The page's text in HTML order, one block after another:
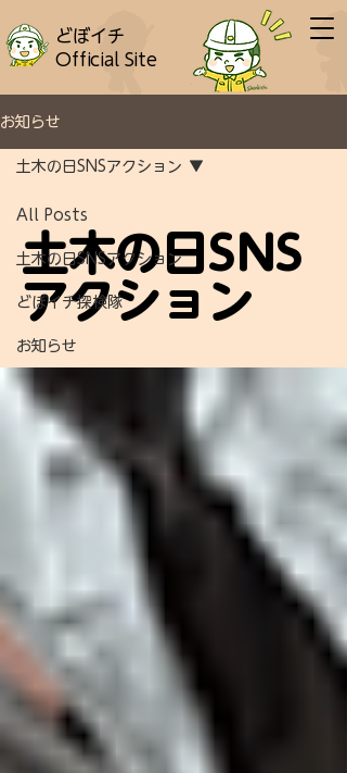
どぼイチ
Official Site
お知らせ
All Posts
土木の日SNSアクション
どぼイチ探検隊
お知らせ
土木の日SNSアクション
土木の日SNS
アクション